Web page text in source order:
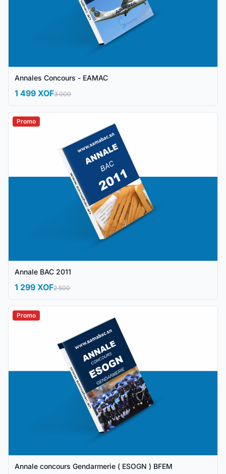
Annales Concours - EAMAC
1 499 XOF3 000
Promo
Annale BAC 2011
1 299 XOF2 500
Promo
Annale concours Gendarmerie ( ESOGN ) BFEM